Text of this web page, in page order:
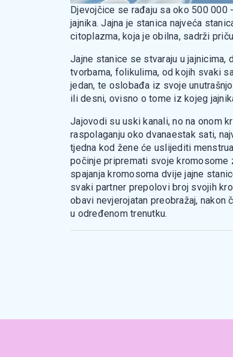
Djevojčice se rađaju sa oko 500 000
jajnika. Jajna je stanica najveća
citoplazma, koja je obilna, sadrži
Jajne stanice se stvaraju u
tvorbama, folikulima, od kojih svaki
jedan, te oslobađa iz svoje
ili desni, ovisno o tome iz kojeg
Jajovodi su uski kanali, no na onom
raspolaganju oko dvanaestak sati,
tjedna kod žene će uslijediti
počinje pripremati svoje kromosome
spajanja kromosoma dvije jajne
svaki partner prepolovi broj svojih
obavi nevjerojatan preobražaj,
u određenom trenutku.